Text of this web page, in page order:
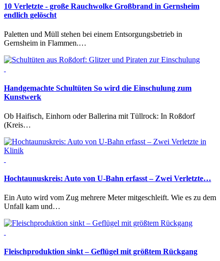
10 Verletzte - große Rauchwolke Großbrand in Gernsheim
endlich gelöscht
Paletten und Müll stehen bei einem Entsorgungsbetrieb in
Gernsheim in Flammen.…
Handgemachte Schultüten So wird die Einschulung zum
Kunstwerk
Ob Haifisch, Einhorn oder Ballerina mit Tüllrock: In Roßdorf
(Kreis…
Hochtaunuskreis: Auto von U-Bahn erfasst – Zwei Verletzte…
Ein Auto wird vom Zug mehrere Meter mitgeschleift. Wie es zu dem
Unfall kam und…
Fleischproduktion sinkt – Geflügel mit größtem Rückgang